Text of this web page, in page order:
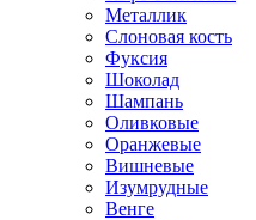
Металлик
Слоновая кость
Фуксия
Шоколад
Шампань
Оливковые
Оранжевые
Вишневые
Изумрудные
Венге